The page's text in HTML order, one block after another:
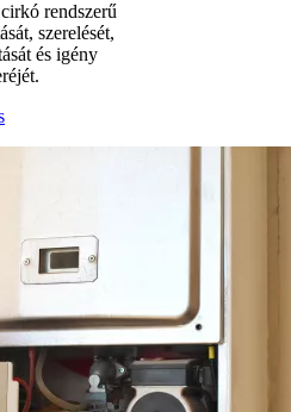
rendszerű
szerelését,
és igény